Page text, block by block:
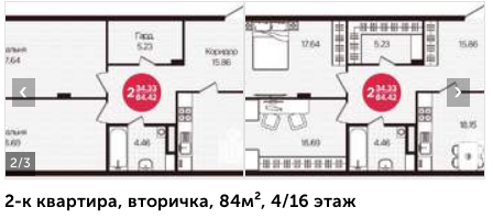
2/3
‹ ›
2-к квартира, вторичка, 84м², 4/16 этаж